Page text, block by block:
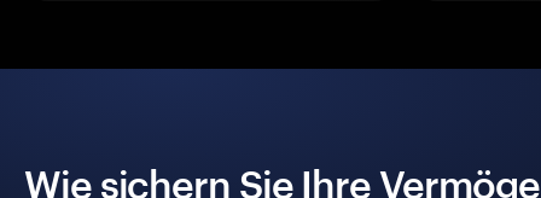
Wie sichern Sie Ihre